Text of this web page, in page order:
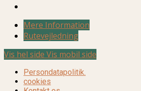
Mere Information
Rutevejledning
Vis hel side Vis mobil side
Persondatapolitik.
cookies